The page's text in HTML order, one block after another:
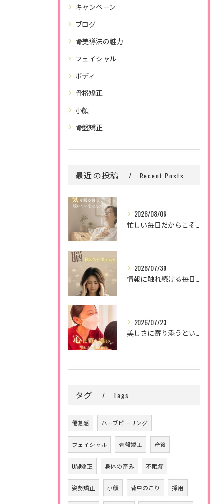
キャンペーン
ブログ
骨美導法の魅力
フェイシャル
ボディ
骨格矯正
小顔
骨盤矯正
最近の投稿 Recent Posts
2026/08/06
2026/07/30
2026/07/23
タグ Tags
倦怠感 ハーブピーリング
フェイシャル 骨盤矯正 産後
O脚矯正 身体の歪み 不眠症
姿勢矯正 小顔 背中のこり 採用